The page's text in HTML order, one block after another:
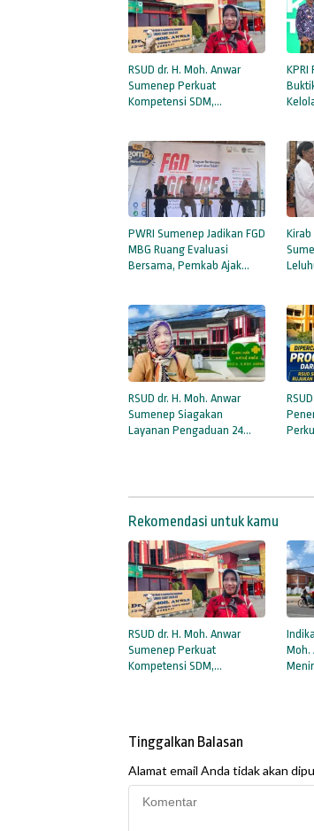
RSUD dr. H. Moh. Anwar
Sumenep Perkuat
Kompetensi SDM,
Masyarakat
KPRI
PWRI Sumenep Jadikan FGD
MBG Ruang Evaluasi
Bersama, Pemkab Ajak
Kirab
RSUD dr. H. Moh. Anwar
Sumenep Siagakan
Layanan Pengaduan 24
Rekomendasi untuk kamu
RSUD dr. H. Moh. Anwar
Sumenep Perkuat
Kompetensi SDM,
Moh.
Tinggalkan Balasan
Alamat email Anda tidak akan